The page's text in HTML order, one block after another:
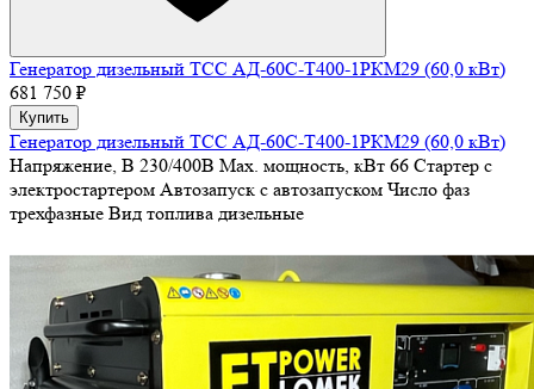
Генератор дизельный ТСС АД-60С-Т400-1РКМ29 (60,0 кВт)
681 750 ₽
Купить
Генератор дизельный ТСС АД-60С-Т400-1РКМ29 (60,0 кВт)
Напряжение, В 230/400В Max. мощность, кВт 66 Стартер с
электростартером Автозапуск с автозапуском Число фаз
трехфазные Вид топлива дизельные